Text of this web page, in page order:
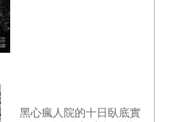
黑心瘋人院的十日臥底實